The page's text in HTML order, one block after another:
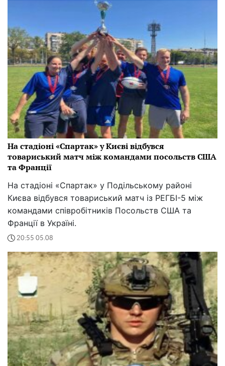
На стадіоні «Спартак» у Києві відбувся
товариський матч між командами посольств США
та Франції
На стадіоні «Спартак» у Подільському районі
Києва відбувся товариський матч із РЕГБІ-5 між
командами співробітників Посольств США та
Франції в Україні.
20:55 05.08